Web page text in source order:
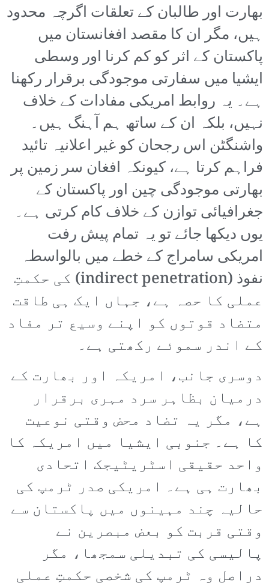
بھارت اور طالبان کے تعلقات اگرچہ محدود
ہیں، مگر ان کا مقصد افغانستان میں
پاکستان کے اثر کو کم کرنا اور وسطی
ایشیا میں سفارتی موجودگی برقرار رکھنا
ہے۔ یہ روابط امریکی مفادات کے خلاف
نہیں، بلکہ ان کے ساتھ ہم آہنگ ہیں۔
واشنگٹن اس رجحان کو غیر اعلانیہ تائید
فراہم کرتا ہے، کیونکہ افغان سر زمین پر
بھارتی موجودگی چین اور پاکستان کے
جغرافیائی توازن کے خلاف کام کرتی ہے۔
یوں دیکھا جائے تو یہ تمام پیش رفت
امریکی سامراج کے خطے میں بالواسطہ
نفوذ (indirect penetration) کی حکمتِ
عملی کا حصہ ہے، جہاں ایک ہی طاقت
متضاد قوتوں کو اپنے وسیع تر مفاد
کے اندر سموئے رکھتی ہے۔
دوسری جانب، امریکہ اور بھارت کے
درمیان بظاہر سرد مہری برقرار
ہے، مگر یہ تضاد محض وقتی نوعیت
کا ہے۔ جنوبی ایشیا میں امریکہ کا
واحد حقیقی اسٹریٹیجک اتحادی
بھارت ہی ہے۔ امریکی صدر ٹرمپ کی
حالیہ چند مہینوں میں پاکستان سے
وقتی قربت کو بعض مبصرین نے
پالیسی کی تبدیلی سمجھا، مگر
دراصل وہ ٹرمپ کی شخصی حکمتِ عملی